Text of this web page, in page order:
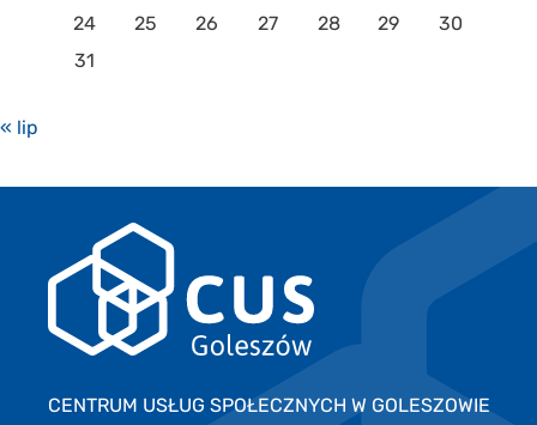
24
25 26 27 28 29
30
31
« lip
CENTRUM USŁUG SPOŁECZNYCH W GOLESZOWIE